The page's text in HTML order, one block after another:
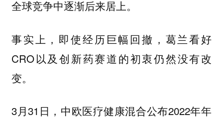
全球竞争中逐渐后来居上。
事实上，即使经历巨幅回撤，葛兰看好
CRO以及创新药赛道的初衷仍然没有改
变。
3月31日，中欧医疗健康混合公布2022年年